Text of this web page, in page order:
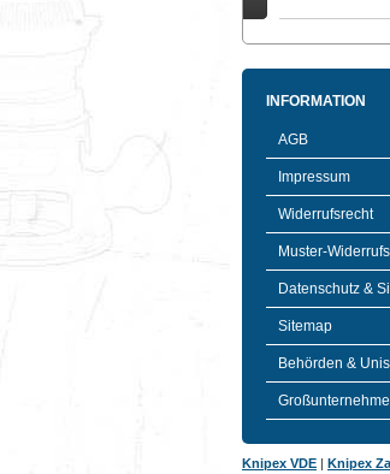
INFORMATION
AGB
Impressum
Widerrufsrecht
Muster-
Datenschutz &
Sitemap
Behörden & Unis
Knipex VDE | Knipex